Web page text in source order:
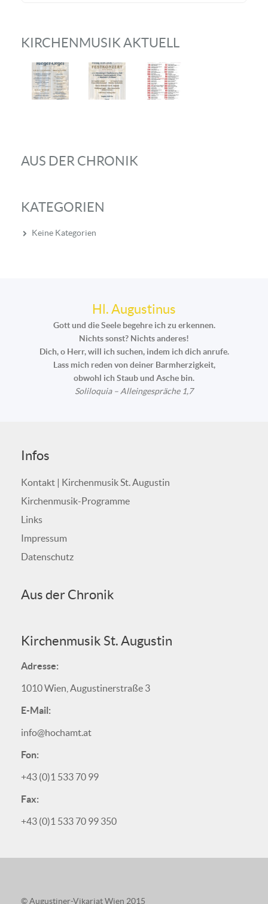
KIRCHENMUSIK AKTUELL
AUS DER CHRONIK
KATEGORIEN
Keine Kategorien
Hl. Augustinus
Gott und die Seele begehre ich zu erkennen.
Nichts sonst? Nichts anderes!
Dich, o Herr, will ich suchen, indem ich dich anrufe.
Lass mich reden von deiner Barmherzigkeit,
obwohl ich Staub und Asche bin.
Soliloquia – Alleingespräche 1,7
Infos
Kontakt | Kirchenmusik St. Augustin
Kirchenmusik-Programme
Links
Impressum
Datenschutz
Aus der Chronik
Kirchenmusik St. Augustin
Adresse:
1010 Wien, Augustinerstraße 3
E-Mail:
info@hochamt.at
Fon:
+43 (0)1 533 70 99
Fax:
+43 (0)1 533 70 99 350
© Augustiner-Vikariat Wien 2015